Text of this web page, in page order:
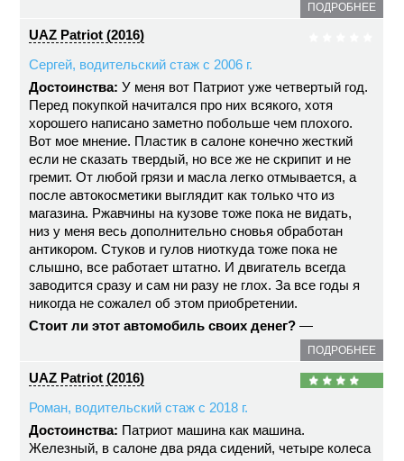
ПОДРОБНЕЕ
UAZ Patriot (2016)
Сергей, водительский стаж с 2006 г.
Достоинства: У меня вот Патриот уже четвертый год.
Перед покупкой начитался про них всякого, хотя
хорошего написано заметно побольше чем плохого.
Вот мое мнение. Пластик в салоне конечно жесткий
если не сказать твердый, но все же не скрипит и не
гремит. От любой грязи и масла легко отмывается, а
после автокосметики выглядит как только что из
магазина. Ржавчины на кузове тоже пока не видать,
низ у меня весь дополнительно сновья обработан
антикором. Стуков и гулов ниоткуда тоже пока не
слышно, все работает штатно. И двигатель всегда
заводится сразу и сам ни разу не глох. За все годы я
никогда не сожалел об этом приобретении.
Стоит ли этот автомобиль своих денег? —
ПОДРОБНЕЕ
UAZ Patriot (2016)
Роман, водительский стаж с 2018 г.
Достоинства: Патриот машина как машина.
Железный, в салоне два ряда сидений, четыре колеса